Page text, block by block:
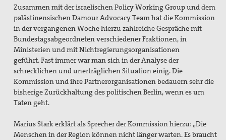
Zusammen mit der israelischen Policy Working Group und dem
palästinensischen Damour Advocacy Team hat die Kommission
in der vergangenen Woche hierzu zahlreiche Gespräche mit
Bundestagsabgeordneten verschiedener Fraktionen, in
Ministerien und mit Nichtregierungsorganisationen
geführt.Fast immer war man sich in der Analyse der
schrecklichen und unerträglichen Situation einig. Die
Kommission und ihre Partnerorganisationen bedauern sehr die
bisherige Zurückhaltung des politischen Berlin, wenn es um
Taten geht.
Marius Stark erklärt als Sprecher der Kommission hierzu: „Die
Menschen in der Region können nicht länger warten. Es braucht